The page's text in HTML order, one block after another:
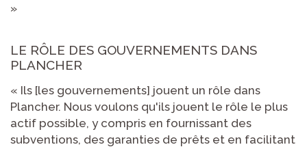
»
LE RÔLE DES GOUVERNEMENTS DANS
PLANCHER
« Ils [les gouvernements] jouent un rôle dans
Plancher. Nous voulons qu'ils jouent le rôle le plus
actif possible, y compris en fournissant des
subventions, des garanties de prêts et en facilitant